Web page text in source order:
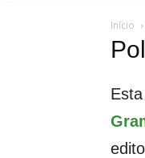
Início
Esta